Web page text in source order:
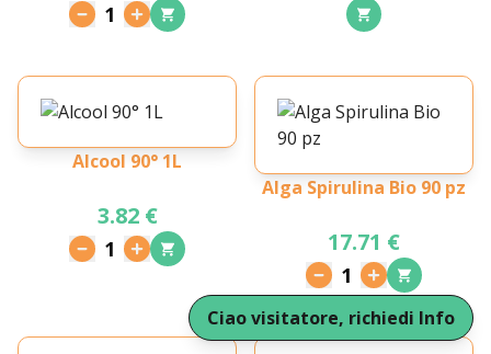
1
Alcool 90° 1L
3.82 €
1
Alga Spirulina Bio 90 pz
17.71 €
1
Ciao visitatore, richiedi Info